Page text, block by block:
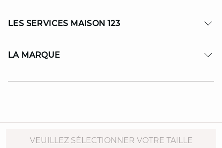
VEUILLEZ SÉLECTIONNER VOTRE TAILLE
LES SERVICES MAISON 123
LA MARQUE
© Copyright 2026 MAISON 123. All Rights reserved.